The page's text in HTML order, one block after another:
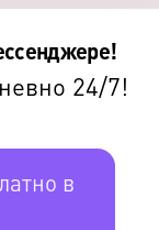
24/7!
в